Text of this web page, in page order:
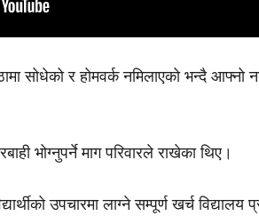
सोधेको र होमवर्क नमिलाएको भन्दै आफ्नो
भोग्नुपर्ने माग परिवारले राखेका थिए।
उपचारमा लाग्ने सम्पूर्ण खर्च